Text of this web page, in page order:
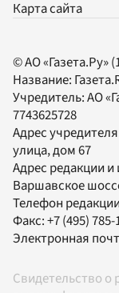
Карта сайта
© АО «Газета.Ру»
Название:
Учредитель:АО
7743625728
Адрес
улица, дом 67
Адрес редакции и
Варшавское
Телефон
Факс:+7 (495)
Электронная
Свидетельство